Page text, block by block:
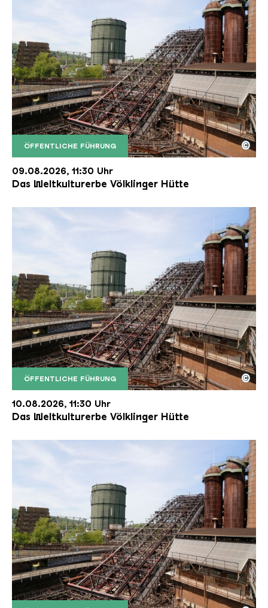
ÖFFENTLICHE FÜHRUNG
Der Erzschrägaufzug der Völklinger Hütte mit
Copyright: Weltkulturerbe Völklinger Hütte | Karl
©
09.08.2026, 11:30 Uhr
Das Weltkulturerbe Völklinger Hütte
ÖFFENTLICHE FÜHRUNG
Der Erzschrägaufzug der Völklinger Hütte mit
Copyright: Weltkulturerbe Völklinger Hütte | Karl
©
10.08.2026, 11:30 Uhr
Das Weltkulturerbe Völklinger Hütte